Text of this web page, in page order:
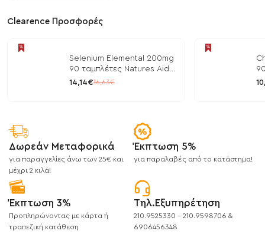
Clearence Προσφορές
Selenium Elemental 200mg
90 ταμπλέτες Natures Aid
/ Μέταλλα
14,14€16,63€
/
Δωρεάν Μεταφορικά
για παραγγελίες άνω των 25€ και
μέχρι 2 κιλά!
Έκπτωση 5%
για παραλαβές από το κατάστημα!
Έκπτωση 3%
Προπληρώνοντας με κάρτα ή
τραπεζική κατάθεση
Τηλ.Εξυπηρέτηση
210.9525330 - 210.9598706 &
6906456348